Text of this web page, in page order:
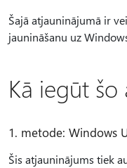
Šajā atjauninājumā ir
jaunināšanu uz
Kā iegūt
1. metode: Windows
Šis atjauninājums tiek